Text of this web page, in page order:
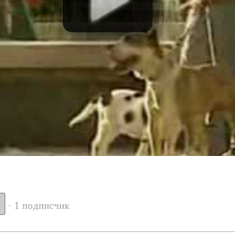
· 1 подписчик